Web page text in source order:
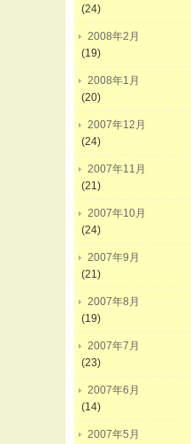
(24)
2008年2月
(19)
2008年1月
(20)
2007年12月
(24)
2007年11月
(21)
2007年10月
(24)
2007年9月
(21)
2007年8月
(19)
2007年7月
(23)
2007年6月
(14)
2007年5月